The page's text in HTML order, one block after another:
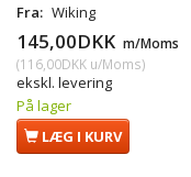
Fra: Wiking
145,00DKK m/Moms
(116,00DKK u/Moms)
ekskl. levering
På lager
LÆG I KURV